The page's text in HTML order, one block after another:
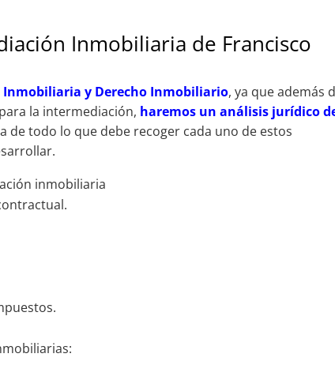
Inmobiliaria de Francisco
y Derecho Inmobiliario, ya que además
la intermediación, haremos un análisis jurídico
de todo lo que debe recoger cada uno de estos
inmobiliaria